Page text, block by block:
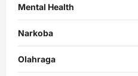
Mental Health
Narkoba
Olahraga